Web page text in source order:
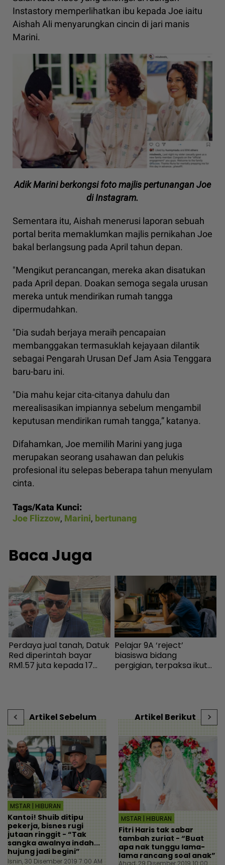
Instastory memperlihatkan ibu kepada Joe iaitu
Aishah Ali menyarungkan cincin di jari manis
Marini.
Adik Marini berkongsi foto majlis pertunangan Joe
di Instagram.
Sementara itu, Aishah menerusi laporan sebuah
portal berita memaklumkan majlis pernikahan Joe
bakal berlangsung pada April tahun depan.
"Mengikut perancangan, mereka akan disatukan
pada April depan. Doakan semoga segala urusan
mereka untuk mendirikan rumah tangga
dipermudahkan.
"Dia sudah berjaya meraih pencapaian
membanggakan termasuklah kejayaan dilantik
sebagai Pengarah Urusan Def Jam Asia Tenggara
baru-baru ini.
"Dia mahu kejar cita-citanya dahulu dan
merealisasikan impiannya sebelum mengambil
keputusan mendirikan rumah tangga,” katanya.
Difahamkan, Joe memilih Marini yang juga
merupakan seorang usahawan dan pelukis
profesional itu selepas beberapa tahun menyulam
cinta.
Tags/Kata Kunci:
Joe Flizzow, Marini, bertunang
Baca Juga
Perdaya jual tanah, Datuk
Red diperintah bayar
RM1.57 juta kepada 17
Pelajar 9A ‘reject’
biasiswa bidang
pergigian, terpaksa ikut
Artikel Sebelum
MSTAR | HIBURAN
Kantoi! Shuib ditipu
pekerja, bisnes rugi
jutaan ringgit - “Tak
sangka awalnya indah...
hujung jadi begini”
Isnin, 30 Disember 2019 7:00 AM
Artikel Berikut
MSTAR | HIBURAN
Fitri Haris tak sabar
tambah zuriat - “Buat
apa nak tunggu lama-
lama rancang soal anak”